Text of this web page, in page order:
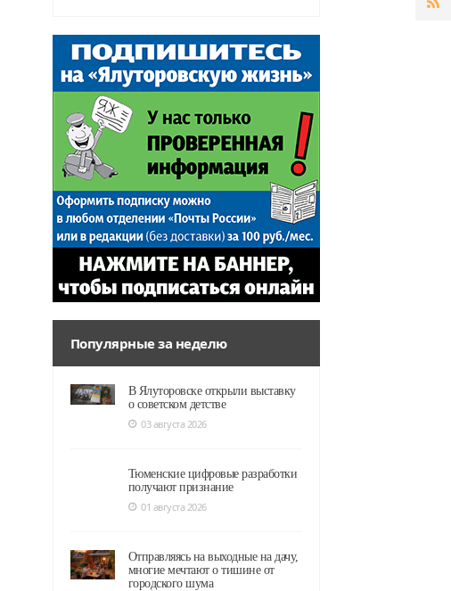
Популярные за неделю
В Ялуторовске открыли выставку
о советском детстве
03 августа 2026
Тюменские цифровые разработки
получают признание
01 августа 2026
Отправляясь на выходные на дачу,
многие мечтают о тишине от
городского шума